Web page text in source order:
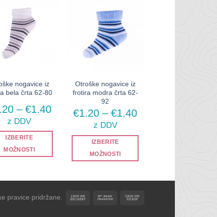
nogavice iz
bela črta 62-80
– €1.40Cenovni
razpon:
od
€1.20
€1.40
z DDV
IZBERITE
MOŽNOSTI
več
Otroške nogavice iz
frotira modra črta 62-
92
€1.20 – €1.40Cenovni
od
€1.40
z DDV
IZBERITE
MOŽNOSTI
več
pravice pridržane.